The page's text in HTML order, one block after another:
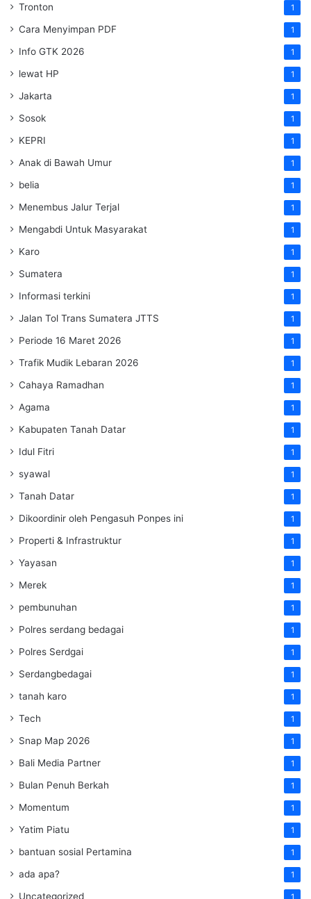
Tronton 1
Cara Menyimpan PDF 1
Info GTK 2026 1
lewat HP 1
Jakarta 1
Sosok 1
KEPRI 1
Anak di Bawah Umur 1
belia 1
Menembus Jalur Terjal 1
Mengabdi Untuk Masyarakat 1
Karo 1
Sumatera 1
Informasi terkini 1
Jalan Tol Trans Sumatera JTTS 1
Periode 16 Maret 2026 1
Trafik Mudik Lebaran 2026 1
Cahaya Ramadhan 1
Agama 1
Kabupaten Tanah Datar 1
Idul Fitri 1
syawal 1
Tanah Datar 1
Dikoordinir oleh Pengasuh Ponpes ini 1
Properti & Infrastruktur 1
Yayasan 1
Merek 1
pembunuhan 1
Polres serdang bedagai 1
Polres Serdgai 1
Serdangbedagai 1
tanah karo 1
Tech 1
Snap Map 2026 1
Bali Media Partner 1
Bulan Penuh Berkah 1
Momentum 1
Yatim Piatu 1
bantuan sosial Pertamina 1
ada apa? 1
Uncategorized 1